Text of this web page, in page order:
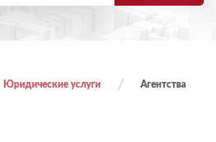
Юридические услуги
Агентства